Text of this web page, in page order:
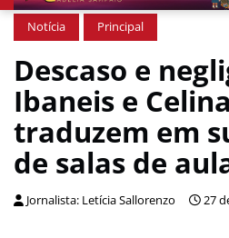
Notícia Principal
Descaso e
Ibaneis e
traduzem em
de salas de
Jornalista: Letícia Sallorenzo 27